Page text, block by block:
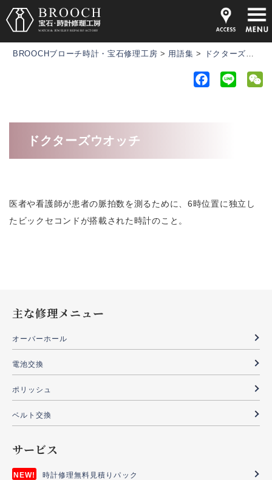
BROOCHブローチ時計・宝石修理工房 > 用語集 > ドクターズウオッチ
ドクターズウオッチ
医者や看護師が患者の脈拍数を測るために、6時位置に独立し
たビックセコンドが搭載された時計のこと。
主な修理メニュー
オーバーホール
電池交換
ポリッシュ
ベルト交換
サービス
時計修理無料見積りパック